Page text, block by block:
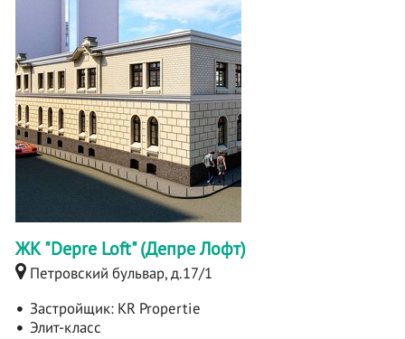
ЖК "Depre Loft" (Депре Лофт)
Петровский бульвар, д.17/1
Застройщик: KR Propertie
Элит-класс